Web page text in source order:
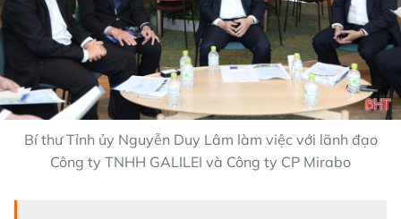
Bí thư Tỉnh ủy Nguyễn Duy Lâm làm việc với lãnh đạo
Công ty TNHH GALILEI và Công ty CP Mirabo